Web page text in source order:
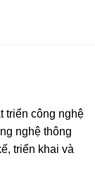
triển công nghệ
nghệ thông
triển khai và